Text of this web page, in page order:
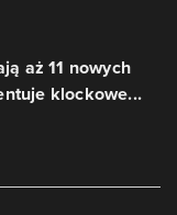
aż 11 nowych
klockowe...